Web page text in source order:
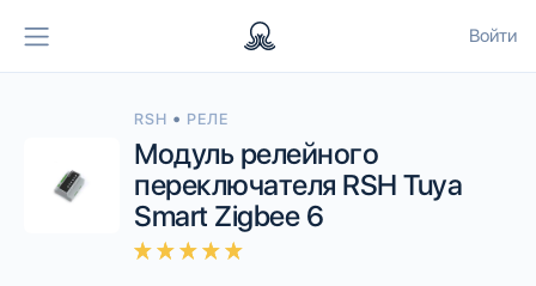
Войти
RSH • РЕЛЕ
Модуль релейного
переключателя RSH Tuya
Smart Zigbee 6